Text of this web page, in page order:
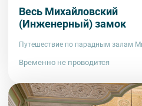
Весь Михайловский
(Инженерный) замок
Путешествие по парадным залам
Временно не проводится